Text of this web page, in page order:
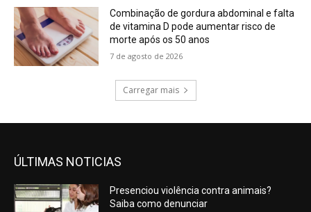
Combinação de gordura abdominal e falta
de vitamina D pode aumentar risco de
morte após os 50 anos
7 de agosto de 2026
Carregar mais
ÚLTIMAS NOTICIAS
Presenciou violência contra animais?
Saiba como denunciar